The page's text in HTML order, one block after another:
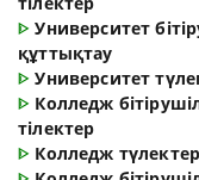
ᐈУниверситет
құттықтау
ᐈУниверситет
ᐈ Колледж
тілектер
ᐈ Колледж